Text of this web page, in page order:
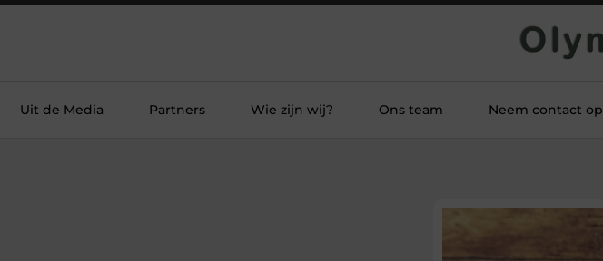
Uit de Media Partners Wie zijn wij? Ons team Neem contact op